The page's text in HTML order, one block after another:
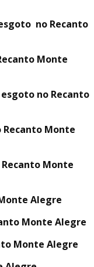
no Recanto
Monte
no Recanto
Monte
Monte
Alegre
Monte Alegre
Monte Alegre